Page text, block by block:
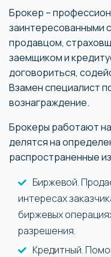
Брокер –
заинтересованными
продавцом,
заемщиком и
договориться,
Взамен специалист
вознаграждение.
Брокеры работают
делятся на
распространенные
Биржевой.
интересах
биржевых
разрешения.
Кредитный.